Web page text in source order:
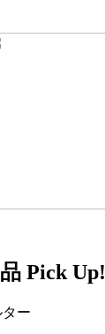
Pick Up!
ー